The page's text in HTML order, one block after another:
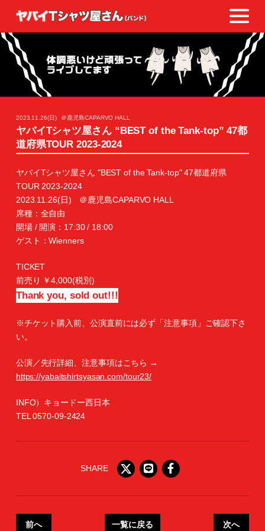
2023.11.26(日) ＠鹿児島CAPARVO HALL
ヤバイTシャツ屋さん “BEST of the Tank-top” 47都
道府県TOUR 2023-2024
ヤバイTシャツ屋さん "BEST of the Tank-top" 47都道府県
TOUR 2023-2024
2023.11.26(日) ＠鹿児島CAPARVO HALL
席種：全自由
開場 / 開演：17:30 / 18:00
ゲスト：Wienners
TICKET
前売り ￥4,000(税別)
Thank you, sold out!!!
※チケット購入前、公演直前には必ず「注意事項」ご確認下さ
い。
公演／先行詳細、注意事項はこちら →
https://yabaitshirtsyasan.com/tour23/
INFO）キョードー西日本
TEL 0570-09-2424
SHARE
前へ 一覧に戻る 次へ